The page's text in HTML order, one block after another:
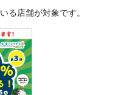
る店舗が対象です。